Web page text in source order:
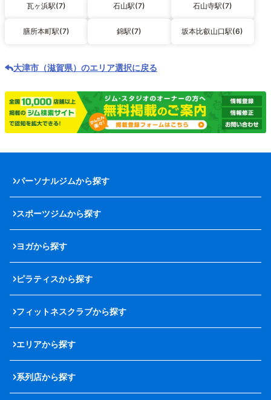
瓦ヶ浜駅(7) 石山駅(7) 石山寺駅(7)
膳所本町駅(7) 錦駅(7) 坂本比叡山口駅(6)
大津市（滋賀県）のエリア選択に戻る
パーソナルジムから探す
スポーツジムから探す
ヨガから探す
ピラティスから探す
フィットネスクラブから探す
エリアから探す
系列店から探す